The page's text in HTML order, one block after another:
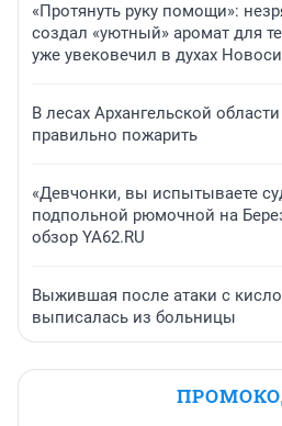
«Протянуть руку помощи»:
создал «уютный» аромат для
уже увековечил в духах
В лесах Архангельской
правильно пожарить
«Девчонки, вы испытываете
подпольной рюмочной на
обзор YA62.RU
Выжившая после атаки с
выписалась из больницы